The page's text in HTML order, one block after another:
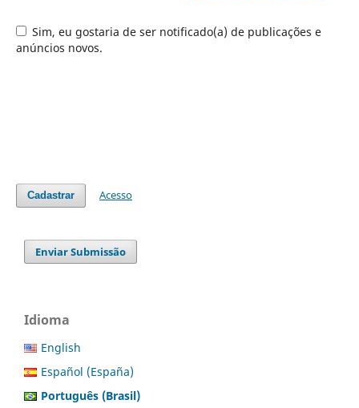
Sim, eu gostaria de ser notificado(a) de publicações e
anúncios novos.
Cadastrar Acesso
Enviar Submissão
Idioma
English
Español (España)
Português (Brasil)